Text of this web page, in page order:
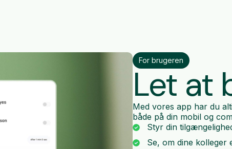
For brugeren
Let at
Med vores app har du
både på din mobil og
Styr din
Se, om dine kolleger